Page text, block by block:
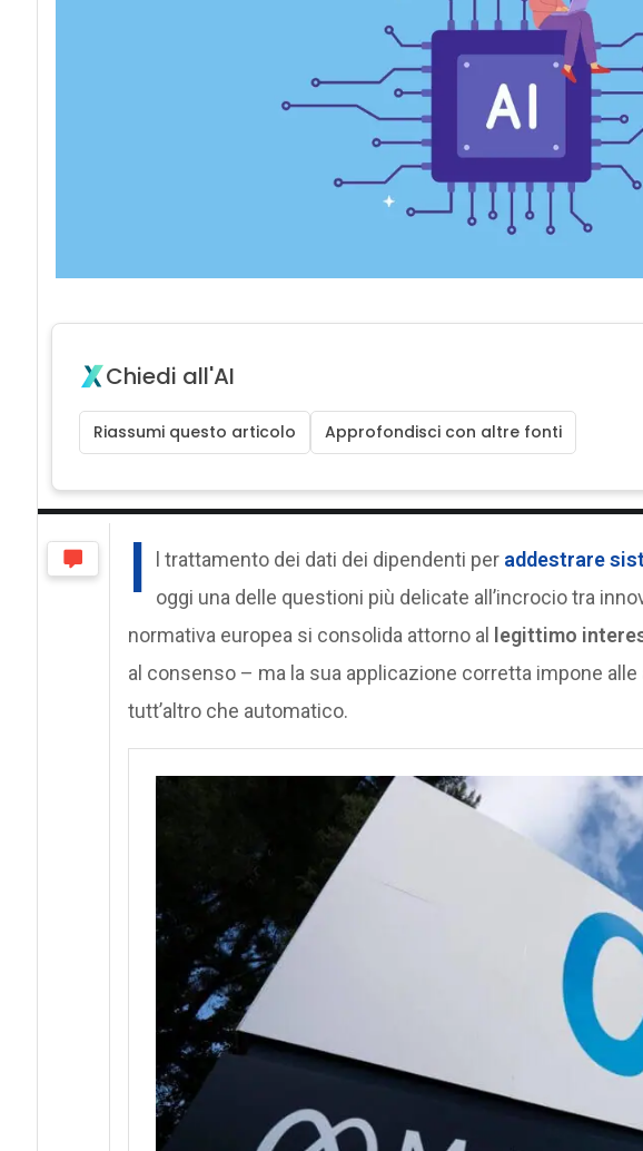
Chiedi all'AI
Riassumi questo articolo Approfondisci con altre fonti
I l trattamento dei dati dei dipendenti per addestrare
oggi una delle questioni più delicate all’incrocio tra
normativa europea si consolida attorno al
legittimo
al consenso – ma la sua applicazione corretta impone
tutt’altro che automatico.